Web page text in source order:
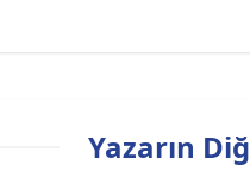
Yazarın